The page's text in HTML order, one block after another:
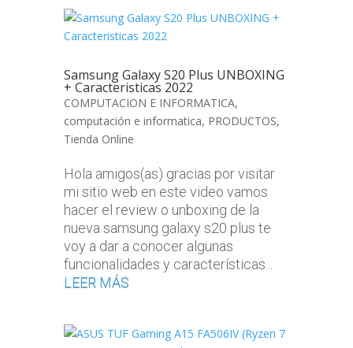
Samsung Galaxy S20 Plus UNBOXING
+ Caracteristicas 2022
COMPUTACION E INFORMATICA,
computación e informatica, PRODUCTOS,
Tienda Online
Hola amigos(as) gracias por visitar
mi sitio web en este video vamos
hacer el review o unboxing de la
nueva samsung galaxy s20 plus te
voy a dar a conocer algunas
funcionalidades y características...
LEER MÁS